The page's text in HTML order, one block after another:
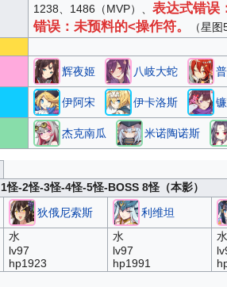
1238、1486（MVP）、 表达式错误
错误：未预料的<操作符。
（星图
辉夜姬 八岐大蛇
伊阿宋 伊卡洛斯
杰克南瓜 米诺陶诺斯
1怪-2怪-3怪-4怪-5怪-BOSS 8怪（本影）
狄俄尼索斯 利维坦
水
lv97
hp1923
水
lv97
hp1991
水